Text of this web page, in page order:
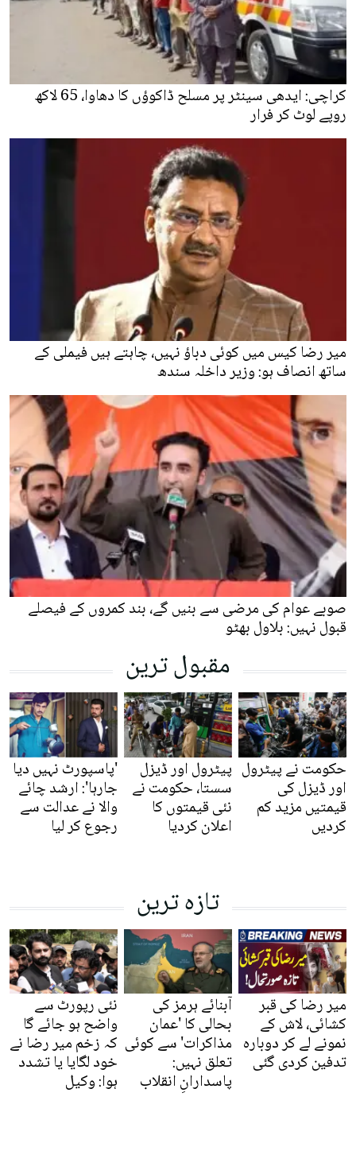
کراچی: ایدھی سینٹر پر مسلح ڈاکوؤں کا دھاوا، 65 لاکھ
روپے لوٹ کر فرار
میر رضا کیس میں کوئی دباؤ نہیں، چاہتے ہیں فیملی کے
ساتھ انصاف ہو: وزیر داخلہ سندھ
صوبے عوام کی مرضی سے بنیں گے، بند کمروں کے فیصلے
قبول نہیں: بلاول بھٹو
مقبول ترین
حکومت نے پیٹرول
اور ڈیزل کی
قیمتیں مزید کم
کردیں
پیٹرول اور ڈیزل
سستا، حکومت نے
نئی قیمتوں کا
اعلان کردیا
'پاسپورٹ نہیں دیا
جارہا': ارشد چائے
والا نے عدالت سے
رجوع کر لیا
تازہ ترین
میر رضا کی قبر
کشائی، لاش کے
نمونے لے کر دوبارہ
تدفین کردی گئی
آبنائے ہرمز کی
بحالی کا 'عمان
مذاکرات' سے کوئی
تعلق نہیں:
پاسدارانِ انقلاب
نئی رپورٹ سے
واضح ہو جائے گا
کہ زخم میر رضا نے
خود لگایا یا تشدد
ہوا: وکیل